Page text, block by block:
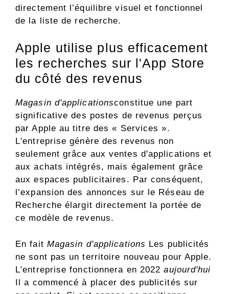
directement l’équilibre visuel et fonctionnel
de la liste de recherche.
Apple utilise plus efficacement
les recherches sur l'App Store
du côté des revenus
Magasin d'applicationsconstitue une part
significative des postes de revenus perçus
par Apple au titre des « Services ».
L'entreprise génère des revenus non
seulement grâce aux ventes d'applications et
aux achats intégrés, mais également grâce
aux espaces publicitaires. Par conséquent,
l’expansion des annonces sur le Réseau de
Recherche élargit directement la portée de
ce modèle de revenus.
En fait Magasin d'applications Les publicités
ne sont pas un territoire nouveau pour Apple.
L'entreprise fonctionnera en 2022aujourd'hui
Il a commencé à placer des publicités sur